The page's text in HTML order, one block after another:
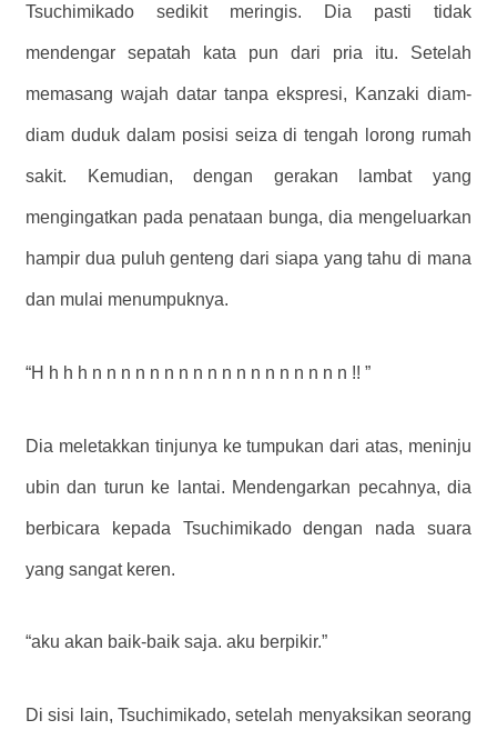
Tsuchimikado sedikit meringis. Dia pasti tidak
mendengar sepatah kata pun dari pria itu. Setelah
memasang wajah datar tanpa ekspresi, Kanzaki diam-
diam duduk dalam posisi seiza di tengah lorong rumah
sakit. Kemudian, dengan gerakan lambat yang
mengingatkan pada penataan bunga, dia mengeluarkan
hampir dua puluh genteng dari siapa yang tahu di mana
dan mulai menumpuknya.
“H h h h n n n n n n n n n n n n n n n n n n !! ”
Dia meletakkan tinjunya ke tumpukan dari atas, meninju
ubin dan turun ke lantai. Mendengarkan pecahnya, dia
berbicara kepada Tsuchimikado dengan nada suara
yang sangat keren.
“aku akan baik-baik saja. aku berpikir.”
Di sisi lain, Tsuchimikado, setelah menyaksikan seorang